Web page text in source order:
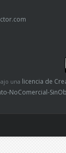
una licencia de
NoComercial-